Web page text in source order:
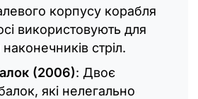
корпусу корабля
використовують для
стріл.
(2006): Двоє
які нелегально